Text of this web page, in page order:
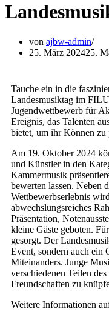
von ajbw-admin
25. März 202425.
Tauche ein in die
Landesmusiktag im
Jugendwettbewerb für
Ereignis, das Talenten
bietet, um ihr Können zu
Am 19. Oktober 2024
und Künstler in den
Kammermusik
bewerten lassen. Neben
Wettbewerbserlebnis
abwechslungsreiches
Präsentation,
kleine Gäste geboten.
gesorgt. Der
Event, sondern auch ein
Miteinanders. Junge
verschiedenen Teilen
Freundschaften zu
Weitere Informationen